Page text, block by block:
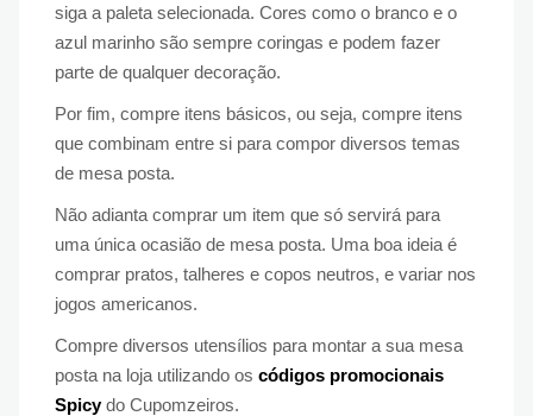
siga a paleta selecionada. Cores como o branco e o
azul marinho são sempre coringas e podem fazer
parte de qualquer decoração.
Por fim, compre itens básicos, ou seja, compre itens
que combinam entre si para compor diversos temas
de mesa posta.
Não adianta comprar um item que só servirá para
uma única ocasião de mesa posta. Uma boa ideia é
comprar pratos, talheres e copos neutros, e variar nos
jogos americanos.
Compre diversos utensílios para montar a sua mesa
posta na loja utilizando os códigos promocionais
Spicydo Cupomzeiros.